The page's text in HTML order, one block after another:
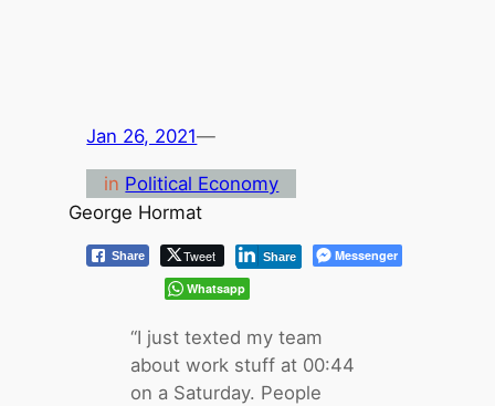
Jan 26, 2021—
in Political Economy
George Hormat
Share Tweet Share
Messenger
Whatsapp
“I just texted my team
about work stuff at 00:44
on a Saturday. People